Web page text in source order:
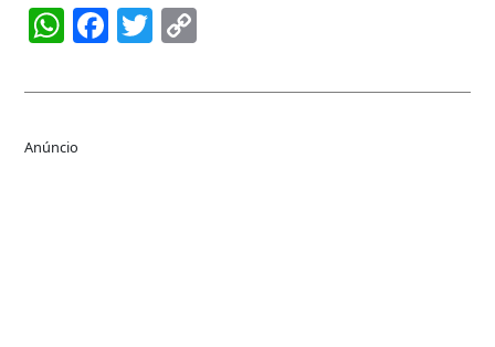
WhatsApp
Facebook
Twitter
Anúncio